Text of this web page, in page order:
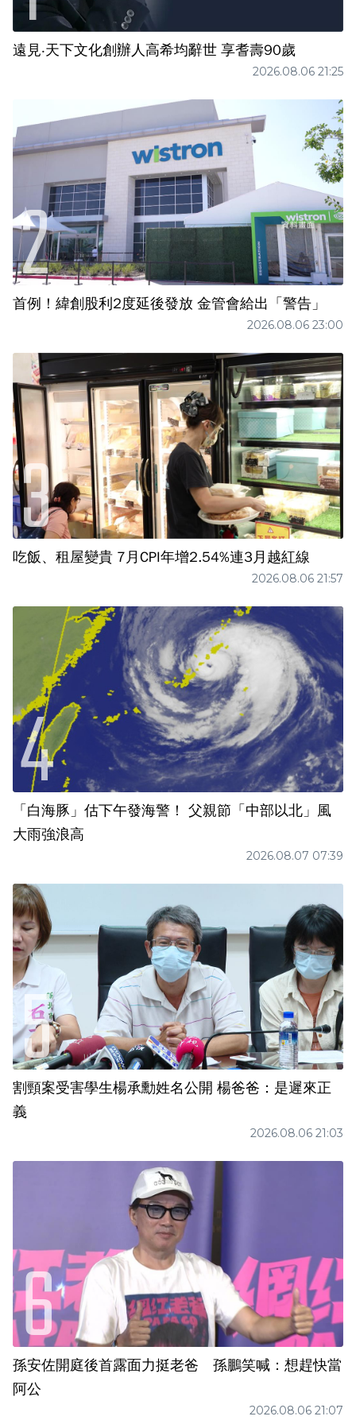
遠見‧天下文化創辦人高希均辭世 享耆壽90歲
2026.08.06 21:25
首例！緯創股利2度延後發放 金管會給出「警告」
2026.08.06 23:00
吃飯、租屋變貴 7月CPI年增2.54%連3月越紅線
2026.08.06 21:57
「白海豚」估下午發海警！ 父親節「中部以北」風
大雨強浪高
2026.08.07 07:39
割頸案受害學生楊承勳姓名公開 楊爸爸：是遲來正
義
2026.08.06 21:03
孫安佐開庭後首露面力挺老爸 孫鵬笑喊：想趕快當
阿公
2026.08.06 21:07